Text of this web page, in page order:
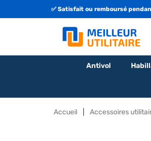
✅ Satisfait ou remboursé
🇫🇷 Fabrication Française ou
Antivol
Accueil Accessoires